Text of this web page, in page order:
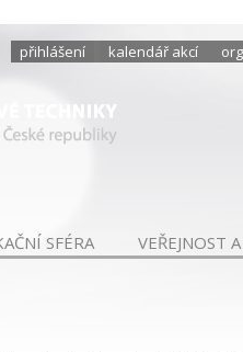
přihlášení kalendář akcí
SFÉRA VEŘEJNOST